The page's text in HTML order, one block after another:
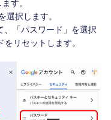
す。
選択します。
、「パスワード」を選択
リセットします。